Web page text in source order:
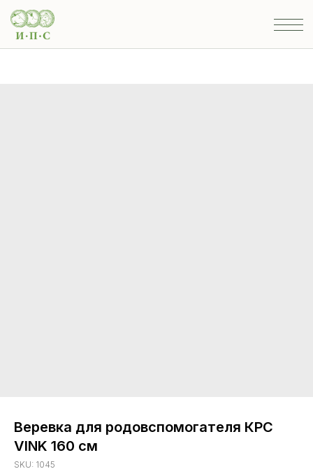
Веревка для родовспомогателя КРС
VINK 160 см
SKU: 1045